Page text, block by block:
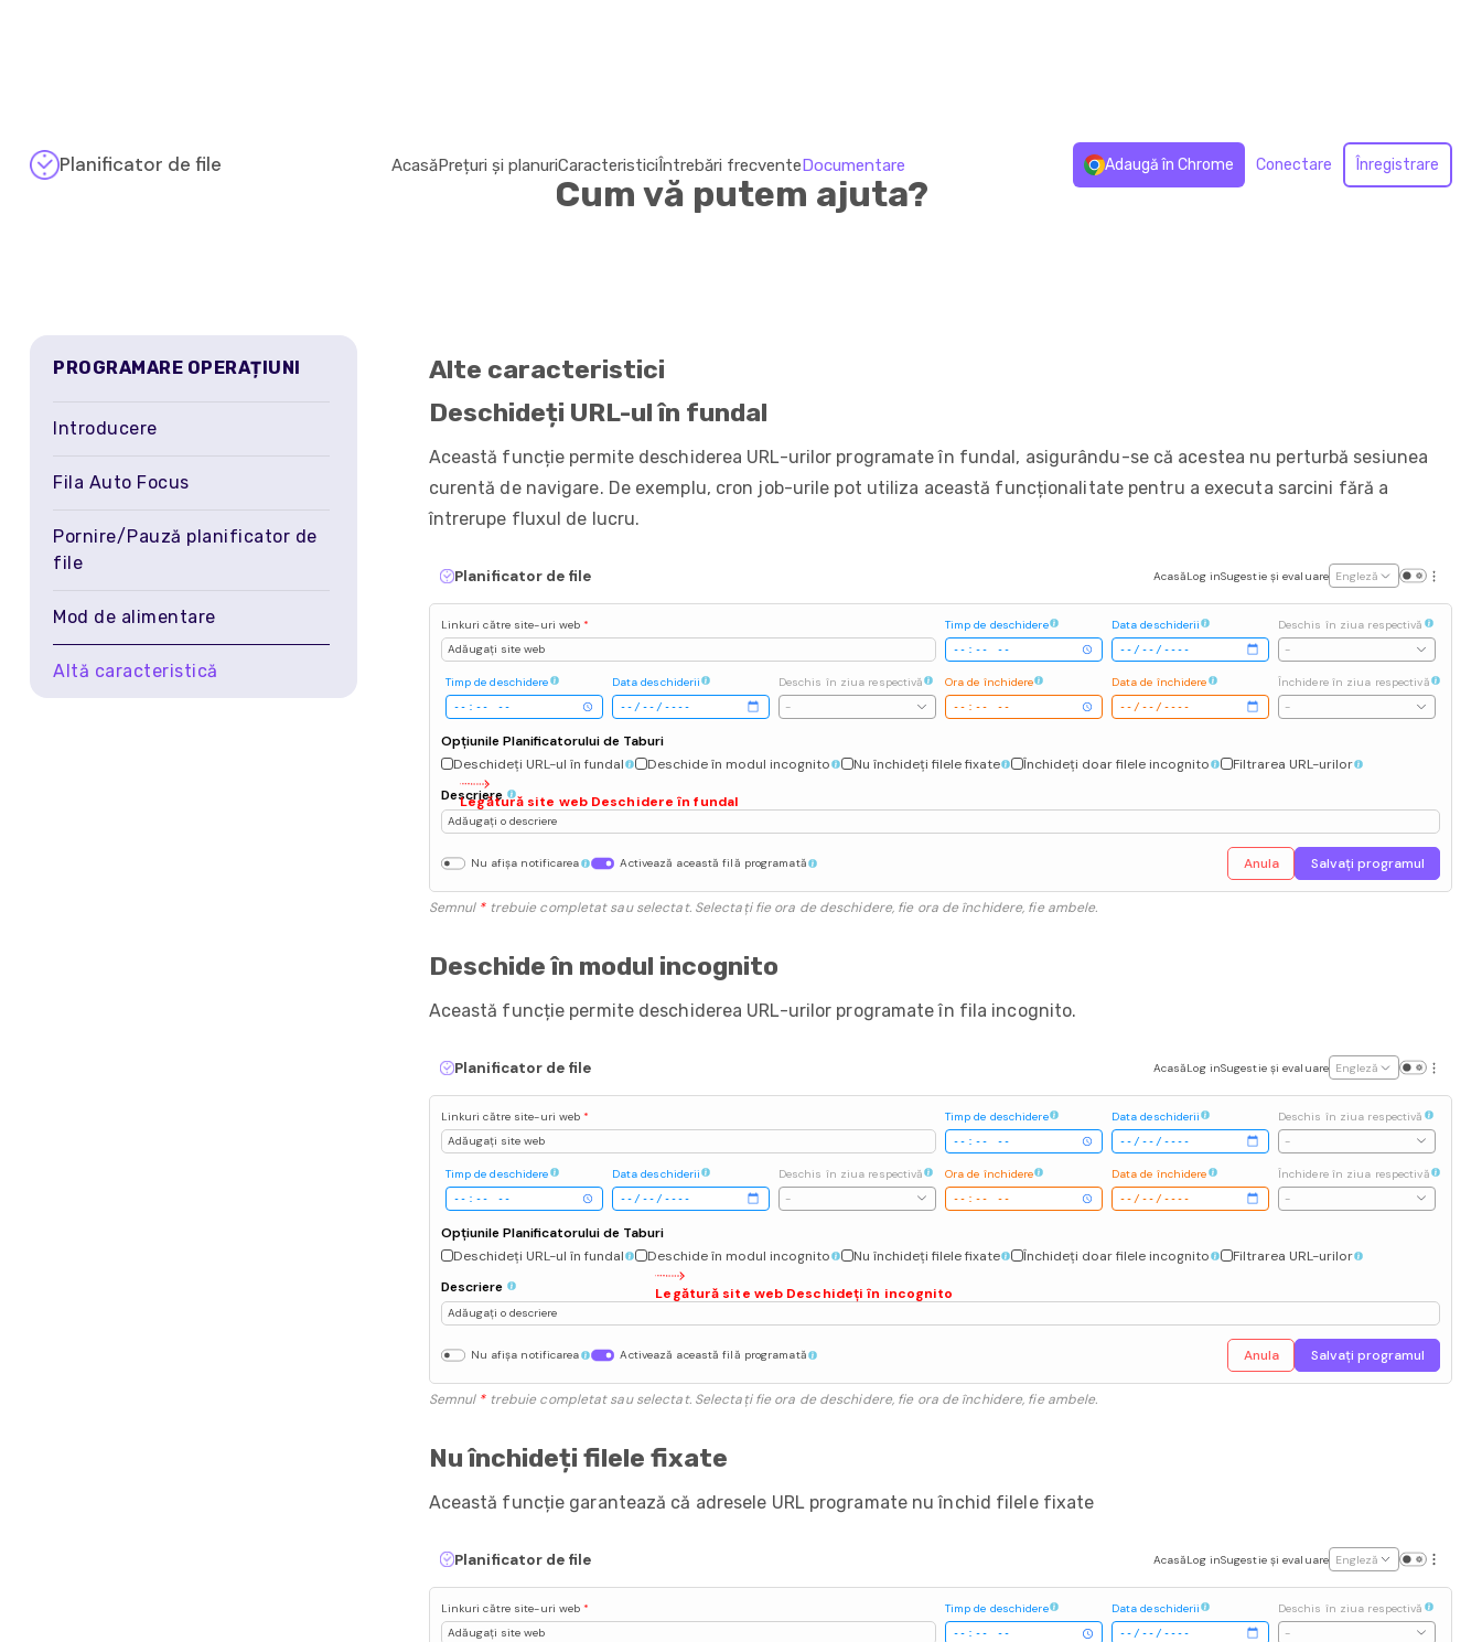
Planificator de file AcasăPrețuri și planuriCaracteristiciÎntrebări frecventeDocumentare Adaugă în Chrome Conectare Înregistrare
Cum vă putem ajuta?
PROGRAMARE OPERAȚIUNI
Introducere
Fila Auto Focus
Pornire/Pauză planificator de
file
Mod de alimentare
Altă caracteristică
Alte caracteristici
Deschideți URL-ul în fundal
Această funcție permite deschiderea URL-urilor programate în fundal, asigurându-se că acestea nu perturbă sesiunea
curentă de navigare. De exemplu, cron job-urile pot utiliza această funcționalitate pentru a executa sarcini fără a
întrerupe fluxul de lucru.
Planificator de file AcasăLog inSugestie și evaluare Engleză
Linkuri către site-uri web *
Adăugați site web
Timp de deschidere Data deschiderii
Deschis în ziua respectivă
-
Timp de deschidere Data deschiderii
Deschis în ziua respectivă
-
Ora de închidere Data de închidere
Închidere în ziua respectivă
-
Opțiunile Planificatorului de Taburi
Deschideți URL-ul în fundal
Legătură site web Deschidere în fundal
Deschide în modul incognito Nu închideți filele fixate Închideți doar filele incognito
Filtrarea URL-urilor
Descriere
Adăugați o descriere
Nu afișa notificarea Activează această filă programată Anula Salvați programul
Semnul *trebuie completat sau selectat. Selectați fie ora de deschidere, fie ora de închidere, fie ambele.
Deschide în modul incognito
Această funcție permite deschiderea URL-urilor programate în fila incognito.
Planificator de file AcasăLog inSugestie și evaluare Engleză
Linkuri către site-uri web *
Adăugați site web
Timp de deschidere Data deschiderii
Deschis în ziua respectivă
-
Timp de deschidere Data deschiderii
Deschis în ziua respectivă
-
Ora de închidere Data de închidere
Închidere în ziua respectivă
-
Opțiunile Planificatorului de Taburi
Deschideți URL-ul în fundal
Deschide în modul incognito
Legătură site web Deschideți în incognito
Nu închideți filele fixate Închideți doar filele incognito
Filtrarea URL-urilor
Descriere
Adăugați o descriere
Nu afișa notificarea Activează această filă programată Anula Salvați programul
Semnul *trebuie completat sau selectat. Selectați fie ora de deschidere, fie ora de închidere, fie ambele.
Nu închideți filele fixate
Această funcție garantează că adresele URL programate nu închid filele fixate
Planificator de file AcasăLog inSugestie și evaluare Engleză
Linkuri către site-uri web *
Adăugați site web
Timp de deschidere Data deschiderii
Deschis în ziua respectivă
-